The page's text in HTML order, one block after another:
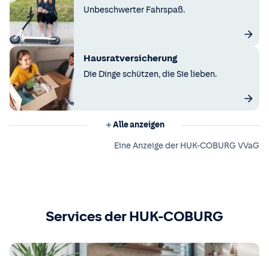
Unbeschwerter Fahrspaß.
Hausratversicherung
Die Dinge schützen, die Sie lieben.
Alle anzeigen
Eine Anzeige der HUK-COBURG VVaG
Services der HUK-COBURG